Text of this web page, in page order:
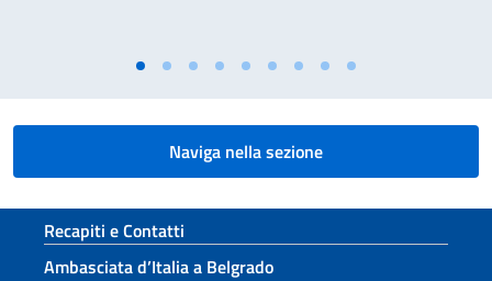
Naviga nella sezione
Sezione footer
Recapiti e Contatti
Ambasciata d’Italia a Belgrado